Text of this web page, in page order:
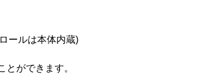
ールは本体内蔵)
とができます。